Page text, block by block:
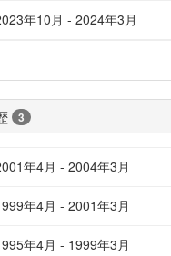
年10月 - 2024年3月
3
年4月 - 2004年3月
年4月 - 2001年3月
年4月 - 1999年3月